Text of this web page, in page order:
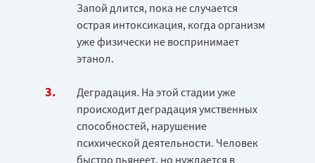
Запой длится, пока не случается
острая интоксикация, когда организм
уже физически не воспринимает
этанол.
Деградация. На этой стадии уже
происходит деградация умственных
способностей, нарушение
психической деятельности. Человек
быстро пьянеет, но нуждается в